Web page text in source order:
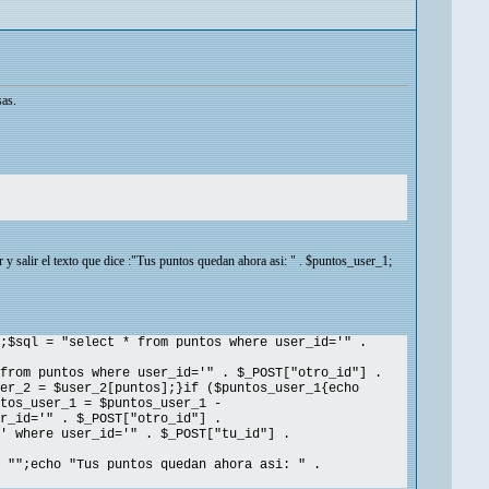
salir el texto que dice :"Tus puntos quedan ahora asi: " . $puntos_user_1;
= "select * from puntos where user_id='" .
puntos where user_id='" . $_POST["otro_id"] .
= $user_2[puntos];}if ($puntos_user_1{echo
= $puntos_user_1 -
. $_POST["otro_id"] .
where user_id='" . $_POST["tu_id"] .
"Tus puntos quedan ahora asi: " .